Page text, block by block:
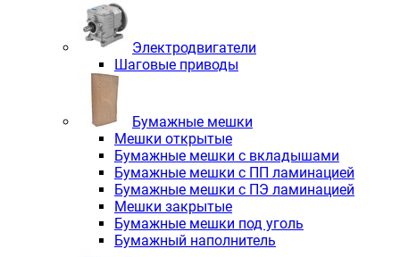
Электродвигатели
Шаговые приводы
Бумажные мешки
Мешки открытые
Бумажные мешки с вкладышами
Бумажные мешки с ПП ламинацией
Бумажные мешки с ПЭ ламинацией
Мешки закрытые
Бумажные мешки под уголь
Бумажный наполнитель